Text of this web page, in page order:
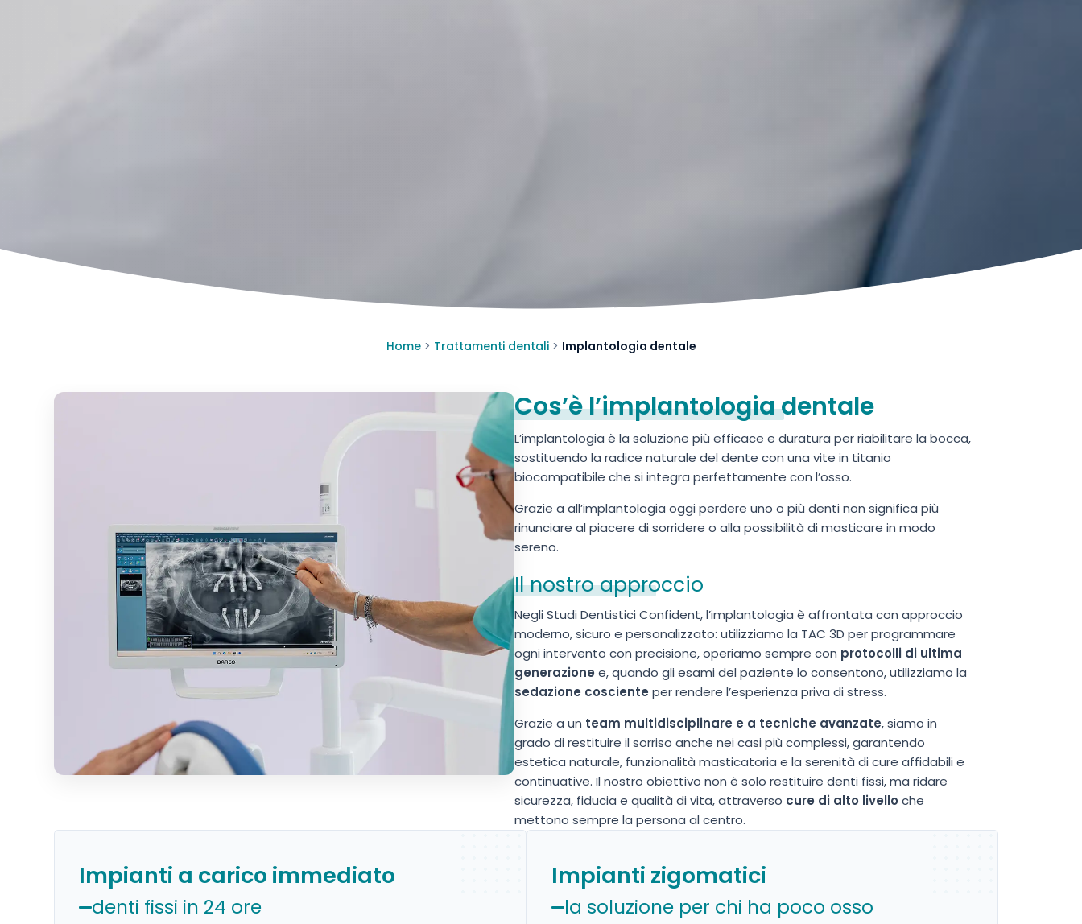
Home> Trattamenti dentali> Implantologia dentale
Cos’è l’implantologia dentale
L’implantologia è la soluzione più efficace e duratura per riabilitare la bocca,
sostituendo la radice naturale del dente con una vite in titanio
biocompatibile che si integra perfettamente con l’osso.
Grazie a all’implantologia oggi perdere uno o più denti non significa più
rinunciare al piacere di sorridere o alla possibilità di masticare in modo
sereno.
Il nostro approccio
Negli Studi Dentistici Confident, l’implantologia è affrontata con approccio
moderno, sicuro e personalizzato: utilizziamo la TAC 3D per programmare
ogni intervento con precisione, operiamo sempre con protocolli di ultima
generazione e, quando gli esami del paziente lo consentono, utilizziamo la
sedazione cosciente per rendere l’esperienza priva di stress.
Grazie a un team multidisciplinare e a tecniche avanzate, siamo in
grado di restituire il sorriso anche nei casi più complessi, garantendo
estetica naturale, funzionalità masticatoria e la serenità di cure affidabili e
continuative. Il nostro obiettivo non è solo restituire denti fissi, ma ridare
sicurezza, fiducia e qualità di vita, attraverso cure di alto livelloche
mettono sempre la persona al centro.
Impianti a carico immediato
denti fissi in 24 ore
Impianti zigomatici
la soluzione per chi ha poco osso